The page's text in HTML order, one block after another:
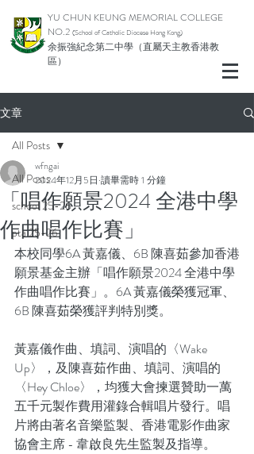
YU CHUN KEUNG MEMORIAL COLLEGE
NO.2 (School of Catholic Diocese Hong Kong)
余振強紀念第二中學（直屬天主教香港教
區）
文章
All Posts
school 25-26
pta 25-26
All Posts
「唱作願景2024 全港中學
作曲唱作比賽」
wfngai
2024年12月5日 讀畢需時 1 分鐘
本校同學6A 黃嘉儀、6B 陳喜茹參加香港
願景基金主辦「唱作願景2024 全港中學
作曲唱作比賽」。6A 黃嘉儀榮獲冠軍、
6B 陳喜茹榮獲評判特別獎。
黃嘉儀作曲、填詞、演唱的〈Wake
Up〉，及陳喜茹作曲、填詞、演唱的
〈Hey Chloe〉，均獲大會揀選贊助一萬
五千元製作費用灌錄合輯唱片發行。唱
片將由著名音樂監製、香港電影作曲家
協會主席 - 韋啟良先生監製及指導。